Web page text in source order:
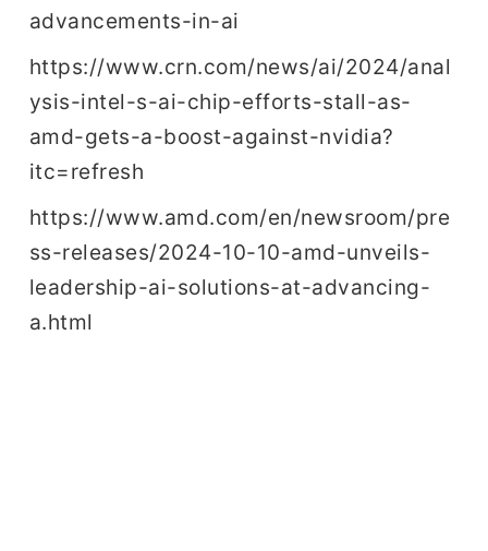
advancements-in-ai
https://www.crn.com/news/ai/2024/anal
ysis-intel-s-ai-chip-efforts-stall-as-
amd-gets-a-boost-against-nvidia?
itc=refresh
https://www.amd.com/en/newsroom/pre
ss-releases/2024-10-10-amd-unveils-
leadership-ai-solutions-at-advancing-
a.html